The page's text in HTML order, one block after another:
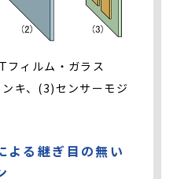
フィルム・ガラス
キ、(3)センサーモジ
よる継ぎ目の無い